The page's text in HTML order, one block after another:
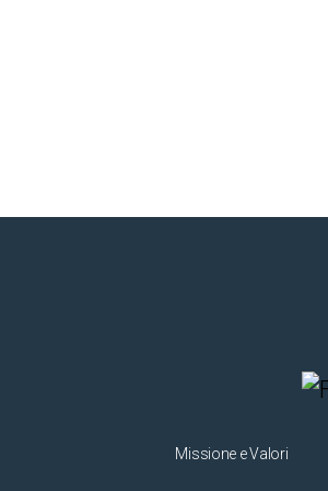
Missione e Valori